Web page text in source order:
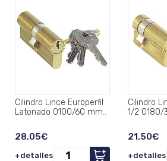
Cilindro Lince Europerfil
Latonado 0100/60 mm..
28,05€
+detalles
Cilindro
1/2 0180/
21,50€
+detalles